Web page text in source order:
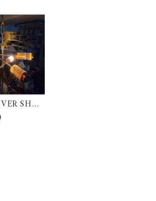
SHAD
バーシェ